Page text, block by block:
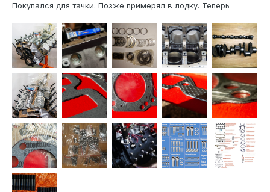
Покупался для тачки. Позже примерял в лодку. Теперь
компании АБ-Мотор, на высокоточном станке Rottler F7A
(США), с базированием от постели коленчатого вала.
Хонингование в нес...